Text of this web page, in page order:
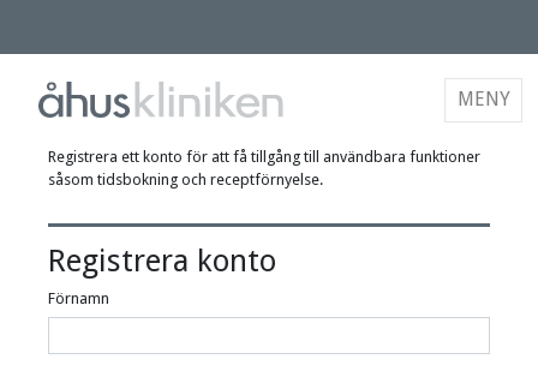
MENY
Registrera ett konto för att få tillgång till användbara funktioner
såsom tidsbokning och receptförnyelse.
Registrera konto
Förnamn